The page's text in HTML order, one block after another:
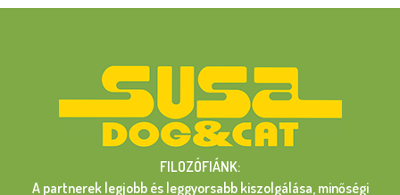
FILOZÓFIÁNK:
A partnerek legjobb és leggyorsabb kiszolgálása, minőségi